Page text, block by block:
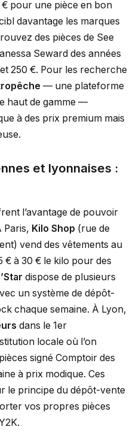
pour une pièce en bon
davantage les marques
des pièces de See
Seward des années
250 €. Pour les recherche
— une plateforme
haut de gamme —
à des prix premium mais
et lyonnaises :
l’avantage de pouvoir
Paris, Kilo Shop (rue de
vend des vêtements au
€ à 30 € le kilo pour des
dispose de plusieurs
un système de dépôt-
chaque semaine. À Lyon,
dans le 1er
locale où l’on
signé Comptoir des
à prix modique. Ces
le principe du dépôt-vente
vos propres pièces